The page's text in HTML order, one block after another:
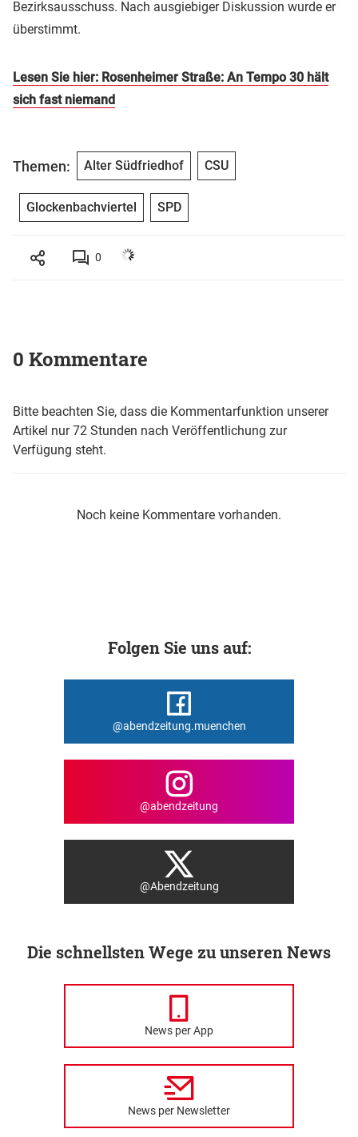
Bezirksausschuss. Nach ausgiebiger Diskussion wurde er
überstimmt.
Lesen Sie hier: Rosenheimer Straße: An Tempo 30 hält
sich fast niemand
Themen: Alter Südfriedhof CSU
Glockenbachviertel SPD
0
0 Kommentare
Bitte beachten Sie, dass die Kommentarfunktion unserer
Artikel nur 72 Stunden nach Veröffentlichung zur
Verfügung steht.
Noch keine Kommentare vorhanden.
Folgen Sie uns auf:
@abendzeitung.muenchen
@abendzeitung
@Abendzeitung
Die schnellsten Wege zu unseren News
News per App
News per Newsletter